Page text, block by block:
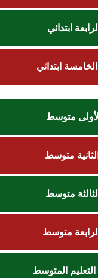
ابتدائي
ابتدائي
متوسط
متوسط
متوسط
متوسط
المتوسط